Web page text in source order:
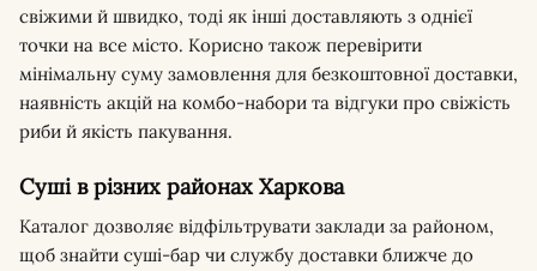
свіжими й швидко, тоді як інші доставляють з однієї
точки на все місто. Корисно також перевірити
мінімальну суму замовлення для безкоштовної доставки,
наявність акцій на комбо-набори та відгуки про свіжість
риби й якість пакування.
Суші в різних районах Харкова
Каталог дозволяє відфільтрувати заклади за районом,
щоб знайти суші-бар чи службу доставки ближче до